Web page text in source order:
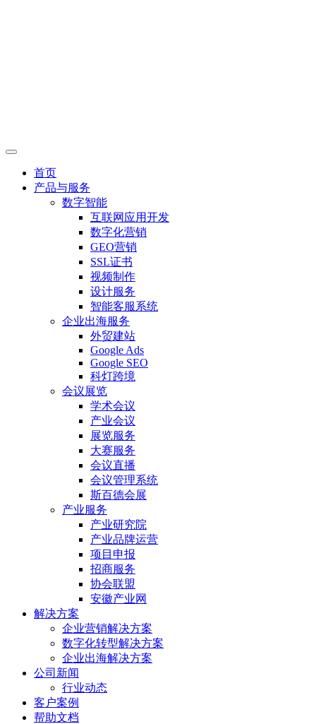
首页
产品与服务
数字智能
互联网应用开发
数字化营销
GEO营销
SSL证书
视频制作
设计服务
智能客服系统
企业出海服务
外贸建站
Google Ads
Google SEO
科灯跨境
会议展览
学术会议
产业会议
展览服务
大赛服务
会议直播
会议管理系统
斯百德会展
产业服务
产业研究院
产业品牌运营
项目申报
招商服务
协会联盟
安徽产业网
解决方案
企业营销解决方案
数字化转型解决方案
企业出海解决方案
公司新闻
行业动态
客户案例
帮助文档